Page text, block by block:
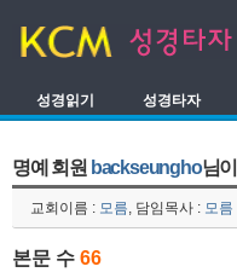
성경읽기 성경타자
명예 회원 backseungho님
교회이름 : 모름, 담임목사 : 모름
본문 수 66